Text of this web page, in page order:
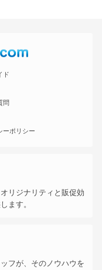
ド
問
ーポリシー
リジナリティと販促効
ます。
フが、そのノウハウを